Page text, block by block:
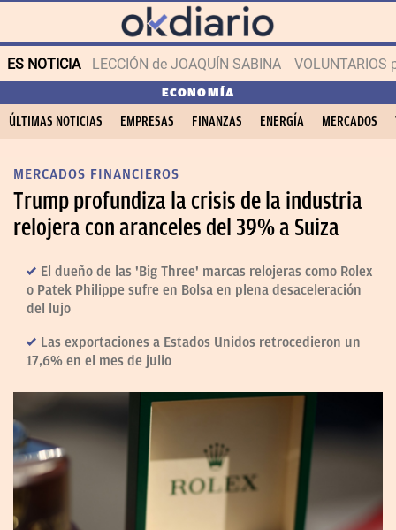
ES NOTICIA LECCIÓN de JOAQUÍN SABINA VOLUNTARIOS
ECONOMÍA
ÚLTIMAS NOTICIAS EMPRESAS FINANZAS ENERGÍA MERCADOS
MERCADOS FINANCIEROS
Trump profundiza la crisis de la industria
relojera con aranceles del 39% a Suiza
El dueño de las 'Big Three' marcas relojeras como Rolex
o Patek Philippe sufre en Bolsa en plena desaceleración
del lujo
Las exportaciones a Estados Unidos retrocedieron un
17,6% en el mes de julio